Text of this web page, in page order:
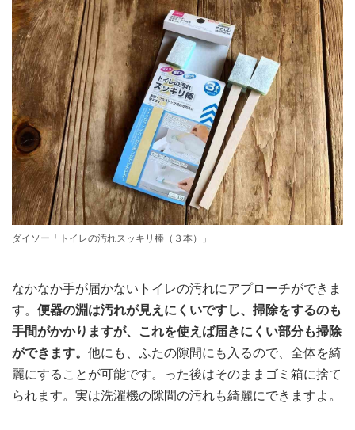
ダイソー「トイレの汚れスッキリ棒（３本）」
なかなか手が届かないトイレの汚れにアプローチができま
す。 便器の淵は汚れが見えにくいですし、掃除をするのも
手間がかかりますが、これを使えば届きにくい部分も掃除
ができます。 他にも、ふたの隙間にも入るので、全体を綺
麗にすることが可能です。った後はそのままゴミ箱に捨て
られます。実は洗濯機の隙間の汚れも綺麗にできますよ。